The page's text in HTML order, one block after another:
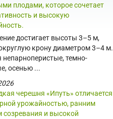
плодами, которое сочетает
и высокую
достигает высоты 3–5 м,
крону диаметром 3–4 м.
непарноперистые, темно-
осенью ...
черешня «Ипуть» отличается
урожайностью, ранним
созревания и высокой